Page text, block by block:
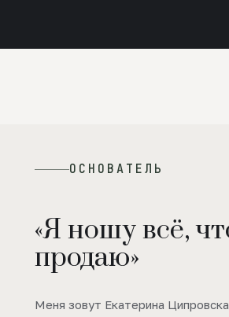
ОСНОВАТЕЛЬ
«Я ношу всё,
продаю»
Меня зовут Екатерина